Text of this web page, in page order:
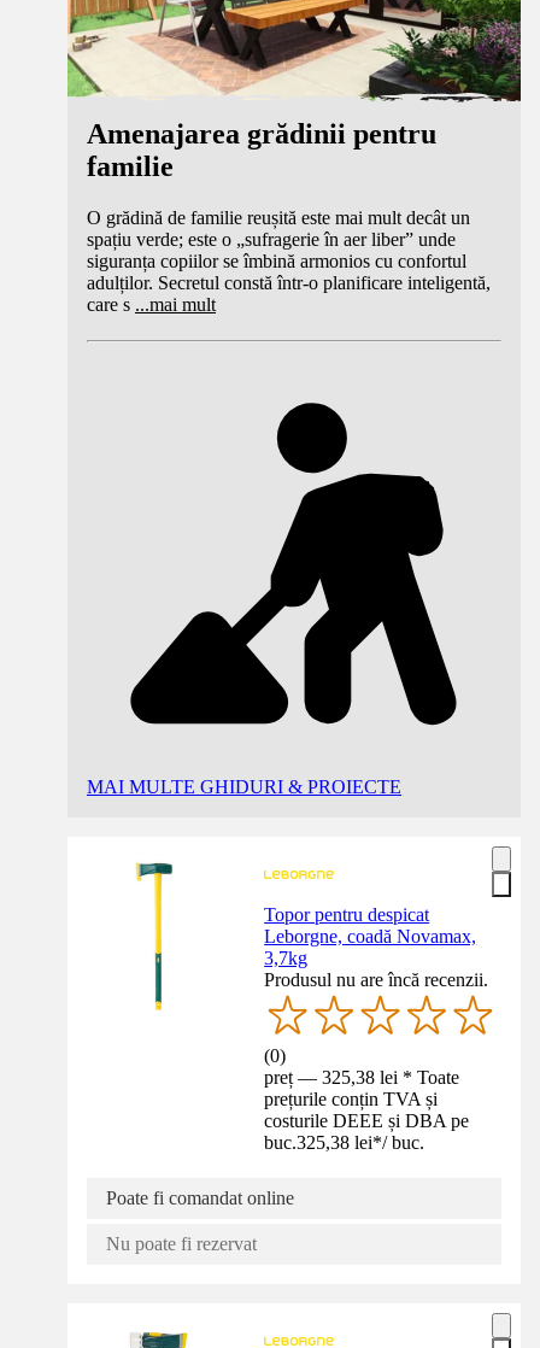
Amenajarea grădinii pentru
familie
O grădină de familie reușită este mai mult decât un
spațiu verde; este o „sufragerie în aer liber” unde
siguranța copiilor se îmbină armonios cu confortul
adulților. Secretul constă într-o planificare inteligentă,
care s ...mai mult
MAI MULTE GHIDURI & PROIECTE
Topor pentru despicat
Leborgne, coadă Novamax,
3,7kg
Produsul nu are încă recenzii.
(0)
preț — 325,38 lei * Toate
prețurile conțin TVA și
costurile DEEE și DBA pe
buc.325,38 lei*/ buc.
Poate fi comandat online
Nu poate fi rezervat